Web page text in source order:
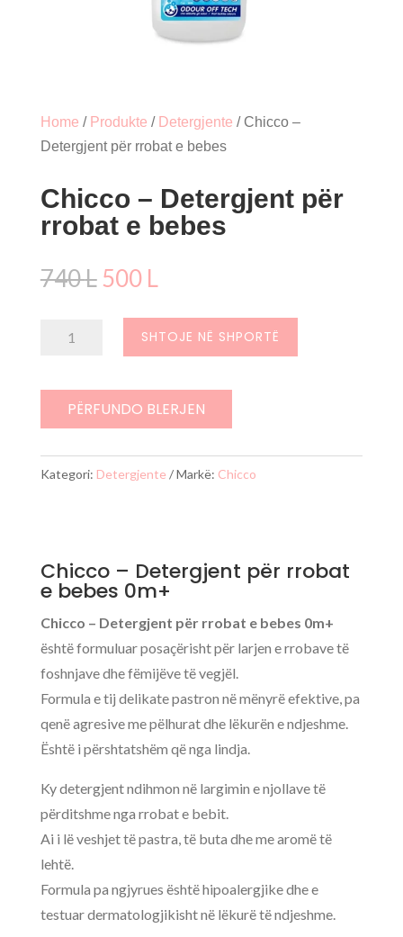
Home / Produkte / Detergjente / Chicco –
Detergjent për rrobat e bebes
Chicco – Detergjent për
rrobat e bebes
740L Çmimi
qe:
740 L.
500 L
tanishëm
është:
Detergjent
për
rrobat
e
SHTOJE NË SHPORTË
PËRFUNDO BLERJEN
Kategori: Detergjente Markë: Chicco
Chicco – Detergjent për rrobat
e bebes 0m+
Chicco – Detergjent për rrobat e bebes 0m+
është formuluar posaçërisht për larjen e rrobave të
foshnjave dhe fëmijëve të vegjël.
Formula e tij delikate pastron në mënyrë efektive, pa
qenë agresive me pëlhurat dhe lëkurën e ndjeshme.
Është i përshtatshëm që nga lindja.
Ky detergjent ndihmon në largimin e njollave të
përditshme nga rrobat e bebit.
Ai i lë veshjet të pastra, të buta dhe me aromë të
lehtë.
Formula pa ngjyrues është hipoalergjike dhe e
testuar dermatologjikisht në lëkurë të ndjeshme.